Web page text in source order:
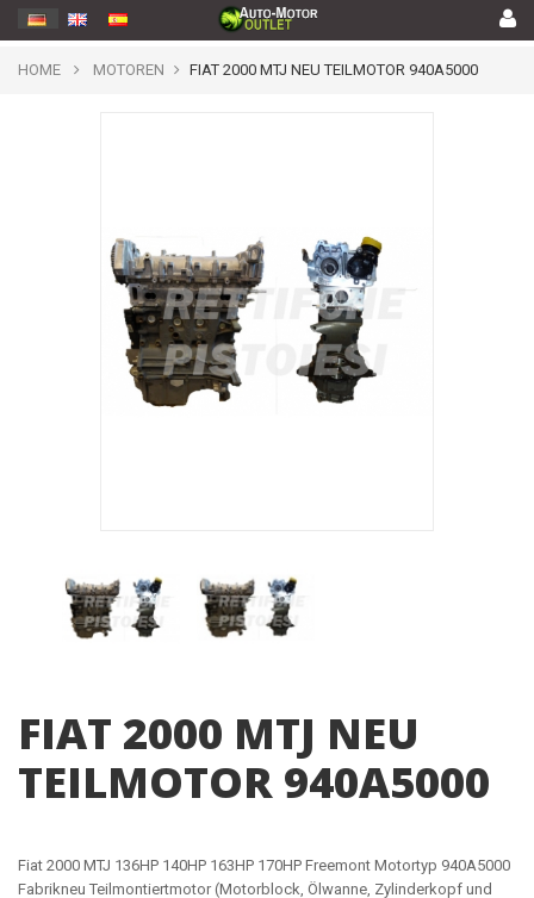
HOME MOTOREN FIAT 2000 MTJ NEU TEILMOTOR 940A5000
FIAT 2000 MTJ NEU
TEILMOTOR 940A5000
Fiat 2000 MTJ 136HP 140HP 163HP 170HP Freemont Motortyp 940A5000
Fabrikneu Teilmontiertmotor (Motorblock, Ölwanne, Zylinderkopf und